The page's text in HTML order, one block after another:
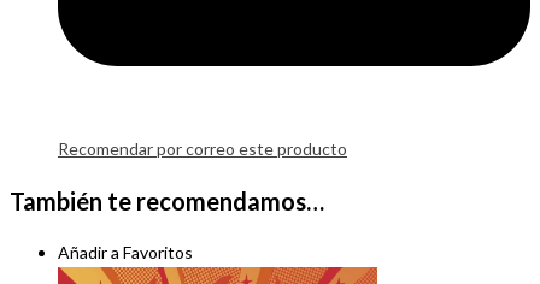
Recomendar por correo este producto
También te recomendamos…
Añadir a Favoritos